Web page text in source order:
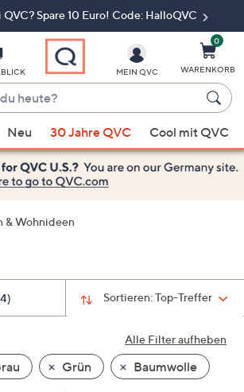
Spare 10 Euro! Code: HalloQVC
MEIN QVC
0
WARENKORB
Neu 30 Jahre QVC Cool mit QVC
& Wohnideen
Sortieren:Top-Treffer
Alle Filter aufheben
Grün Baumwolle